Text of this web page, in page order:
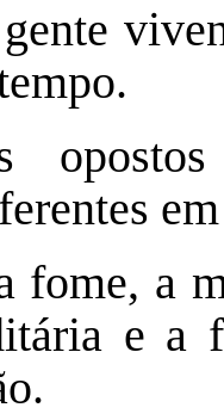
fome, a
e a